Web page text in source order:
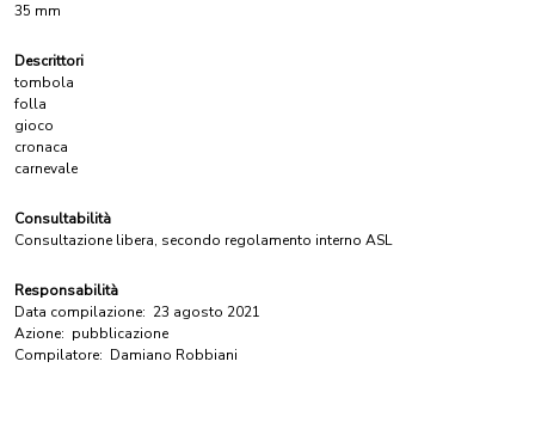
35 mm
Descrittori
tombola
folla
gioco
cronaca
carnevale
Consultabilità
Consultazione libera, secondo regolamento interno ASL
Responsabilità
Data compilazione: 23 agosto 2021
Azione: pubblicazione
Compilatore: Damiano Robbiani